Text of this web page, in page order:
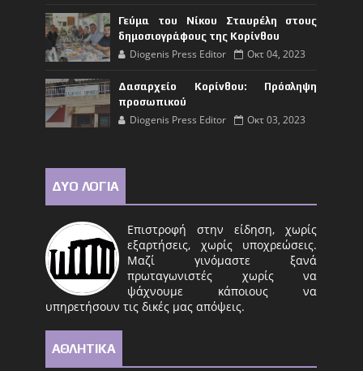
Γεύμα του Νίκου Σταυρέλη στους
δημοσιογράφους της Κορίνθου
Diogenis Press Editor Οκτ 04, 2023
Δασαρχείο Κορίνθου: Πρόσληψη
προσωπικού
Diogenis Press Editor Οκτ 03, 2023
ΔΥΟ ΛΟΓΙΑ
Επιστροφή στην είδηση, χωρίς
εξαρτήσεις, χωρίς υποχρεώσεις.
Μαζί γινόμαστε ξανά
πρωταγωνιστές χωρίς να
ψάχνουμε κάποιους να
υπηρετήσουν τις δικές μας απόψεις.
ΑΘΛΗΤΙΚΑ